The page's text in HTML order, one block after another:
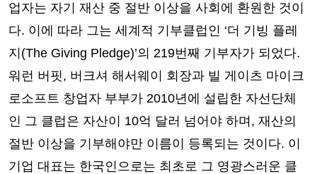
업자는 자기 재산 중 절반 이상을 사회에 환원한 것이
다. 이에 따라 그는 세계적 기부클럽인 ‘더 기빙 플레
지 (The Giving Pledge)’의 219번째 기부자가 되었다.
워런 버핏, 버크셔 해서웨이 회장과 빌 게이츠 마이크
로소프트 창업자 부부가 2010년에 설립한 자선단체
인 그 클럽은 자산이 10억 달러 넘어야 하며 , 재산의
절반 이상을 기부해야만 이름이 등록되는 것이다. 이
기업 대표는 한국인으로는 최초로 그 영광스러운 클